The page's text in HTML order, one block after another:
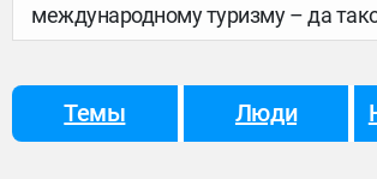
международному туризму – да
некоторые игроки после нокаута с
не одной) ситуация должна
официальные цифры
Темы Люди